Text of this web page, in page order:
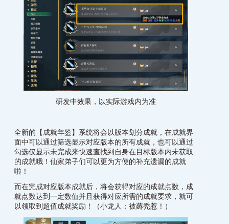
研发中效果，以实际游戏内为准
全新的【成就年鉴】系统将会以版本划分成就，在成就界
面中可以通过筛选显示对应版本的所有成就，也可以通过
勾选仅显示未完成来快速查找到自身在目标版本内未获取
的成就哦！仙家弟子们可以更为方便的补充遗漏的成就
啦！
而在完成对应版本成就后，将会获得对应的成就点数，成
就点数达到一定数值并且获得对应所需的成就要求，就可
以领取到超值成就奖励！（小龙人：被薅秃惹！）